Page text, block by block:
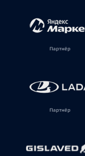
Партнёр
Партнёр